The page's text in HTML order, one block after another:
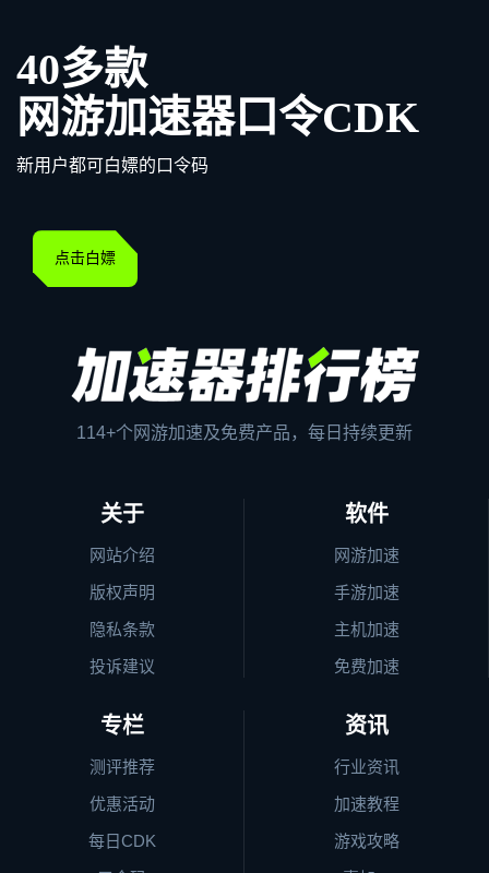
40多款
网游加速器口令CDK
新用户都可白嫖的口令码
点击白嫖
114+个网游加速及免费产品，每日持续更新
关于
网站介绍
版权声明
隐私条款
投诉建议
软件
网游加速
手游加速
主机加速
免费加速
专栏
测评推荐
优惠活动
每日CDK
资讯
行业资讯
加速教程
游戏攻略